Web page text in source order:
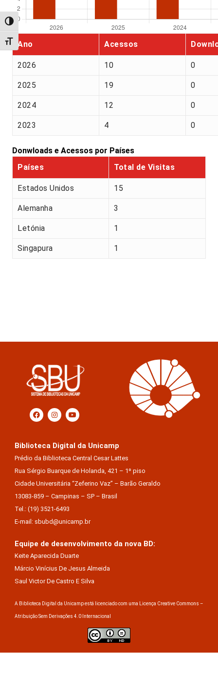
Alternar alto contraste
Alternar tamanho da fonte
Ano Acessos
2026 10 0
2025 19 0
2024 12 0
2023 4 0
Donwloads e Acessos por Países
Países
Total de Visitas
Estados Unidos 15
Alemanha 3
Letónia 1
Singapura 1
Biblioteca Digital da Unicamp
Prédio da Biblioteca Central Cesar Lattes
Rua Sérgio Buarque de Holanda, 421 – 1º piso
Cidade Universitária “Zeferino Vaz” – Barão Geraldo
13083-859 – Campinas – SP – Brasil
Tel.: (19) 3521-6493
E-mail: sbubd@unicamp.br
Equipe de desenvolvimento da nova BD:
Keite Aparecida Duarte
Márcio Vinícius De Jesus Almeida
Saul Victor De Castro E Silva
A Biblioteca Digital da Unicamp está licenciado com uma Licença Creative Commons –
Atribuição Sem Derivações 4.0 Internacional